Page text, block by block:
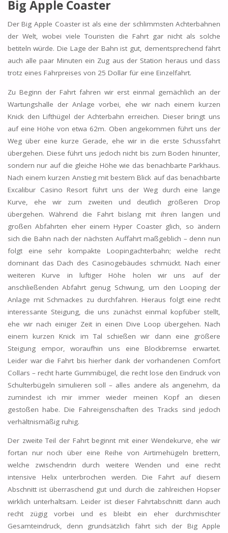
Big Apple Coaster
Der Big Apple Coaster ist als eine der schlimmsten Achterbahnen
der Welt, wobei viele Touristen die Fahrt gar nicht als solche
betiteln würde. Die Lage der Bahn ist gut, dementsprechend fährt
auch alle paar Minuten ein Zug aus der Station heraus und dass
trotz eines Fahrpreises von 25 Dollar für eine Einzelfahrt.
Zu Beginn der Fahrt fahren wir erst einmal gemächlich an der
Wartungshalle der Anlage vorbei, ehe wir nach einem kurzen
Knick den Lifthügel der Achterbahn erreichen. Dieser bringt uns
auf eine Höhe von etwa 62m. Oben angekommen führt uns der
Weg über eine kurze Gerade, ehe wir in die erste Schussfahrt
übergehen. Diese führt uns jedoch nicht bis zum Boden hinunter,
sondern nur auf die gleiche Höhe wie das benachbarte Parkhaus.
Nach einem kurzen Anstieg mit bestem Blick auf das benachbarte
Excalibur Casino Resort führt uns der Weg durch eine lange
Kurve, ehe wir zum zweiten und deutlich größeren Drop
übergehen. Während die Fahrt bislang mit ihren langen und
großen Abfahrten eher einem Hyper Coaster glich, so ändern
sich die Bahn nach der nächsten Auffahrt maßgeblich – denn nun
folgt eine sehr kompakte Loopingachterbahn; welche recht
dominant das Dach des Casinogebäudes schmückt. Nach einer
weiteren Kurve in luftiger Höhe holen wir uns auf der
anschließenden Abfahrt genug Schwung, um den Looping der
Anlage mit Schmackes zu durchfahren. Hieraus folgt eine recht
interessante Steigung, die uns zunächst einmal kopfüber stellt,
ehe wir nach einiger Zeit in einen Dive Loop übergehen. Nach
einem kurzen Knick im Tal schießen wir dann eine größere
Steigung empor, woraufhin uns eine Blockbremse erwartet.
Leider war die Fahrt bis hierher dank der vorhandenen Comfort
Collars – recht harte Gummibügel, die recht lose den Eindruck von
Schulterbügeln simulieren soll – alles andere als angenehm, da
zumindest ich mir immer wieder meinen Kopf an diesen
gestoßen habe. Die Fahreigenschaften des Tracks sind jedoch
verhältnismäßig ruhig.
Der zweite Teil der Fahrt beginnt mit einer Wendekurve, ehe wir
fortan nur noch über eine Reihe von Airtimehügeln brettern,
welche zwischendrin durch weitere Wenden und eine recht
intensive Helix unterbrochen werden. Die Fahrt auf diesem
Abschnitt ist überraschend gut und durch die zahlreichen Hopser
wirklich unterhaltsam. Leider ist dieser Fahrtabschnitt dann auch
recht zügig vorbei und es bleibt ein eher durchmischter
Gesamteindruck, denn grundsätzlich fährt sich der Big Apple